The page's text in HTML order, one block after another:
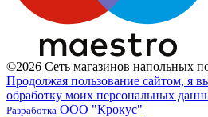
©2026 Сеть магазинов напольных
Продолжая пользование сайтом, я
обработку моих персональных
Разработка ООО "Крокус"